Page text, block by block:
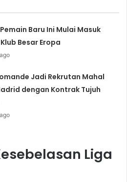
Baru Ini Mulai Masuk
Besar Eropa
Jadi Rekrutan Mahal
dengan Kontrak Tujuh
Liga